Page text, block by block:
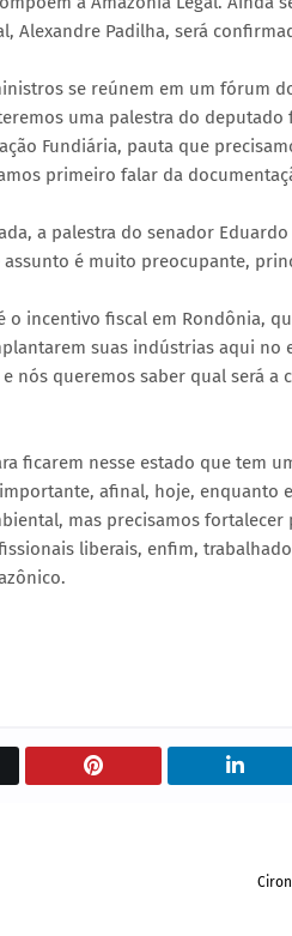
Alexandre Padilha, será
se reúnem em um fórum
uma palestra do
Fundiária, pauta que
primeiro falar da
a palestra do senador
é muito preocupante,
o incentivo fiscal em Rondônia,
suas indústrias aqui no
e nós queremos saber qual será
ficarem nesse estado que tem
afinal, hoje, enquanto
mas precisamos
liberais, enfim,